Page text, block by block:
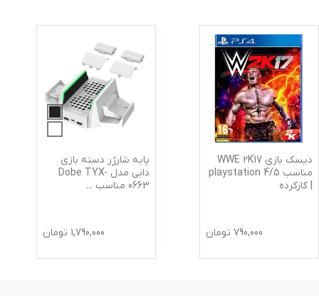
دیسک بازی WWE 2K17
مناسب 5/playstation 4
| کارکرده
790,000 تومان
پایه شارژر دسته بازی
دابی مدل Dobe TYX-
0663 مناسب
...
1,790,000 تومان